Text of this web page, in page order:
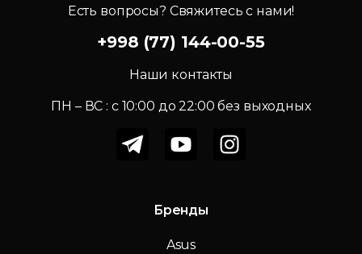
Есть вопросы? Свяжитесь с нами!
+998 (77) 144-00-55
Наши контакты
ПН – ВС : c 10:00 до 22:00 без выходных
Бренды
Asus